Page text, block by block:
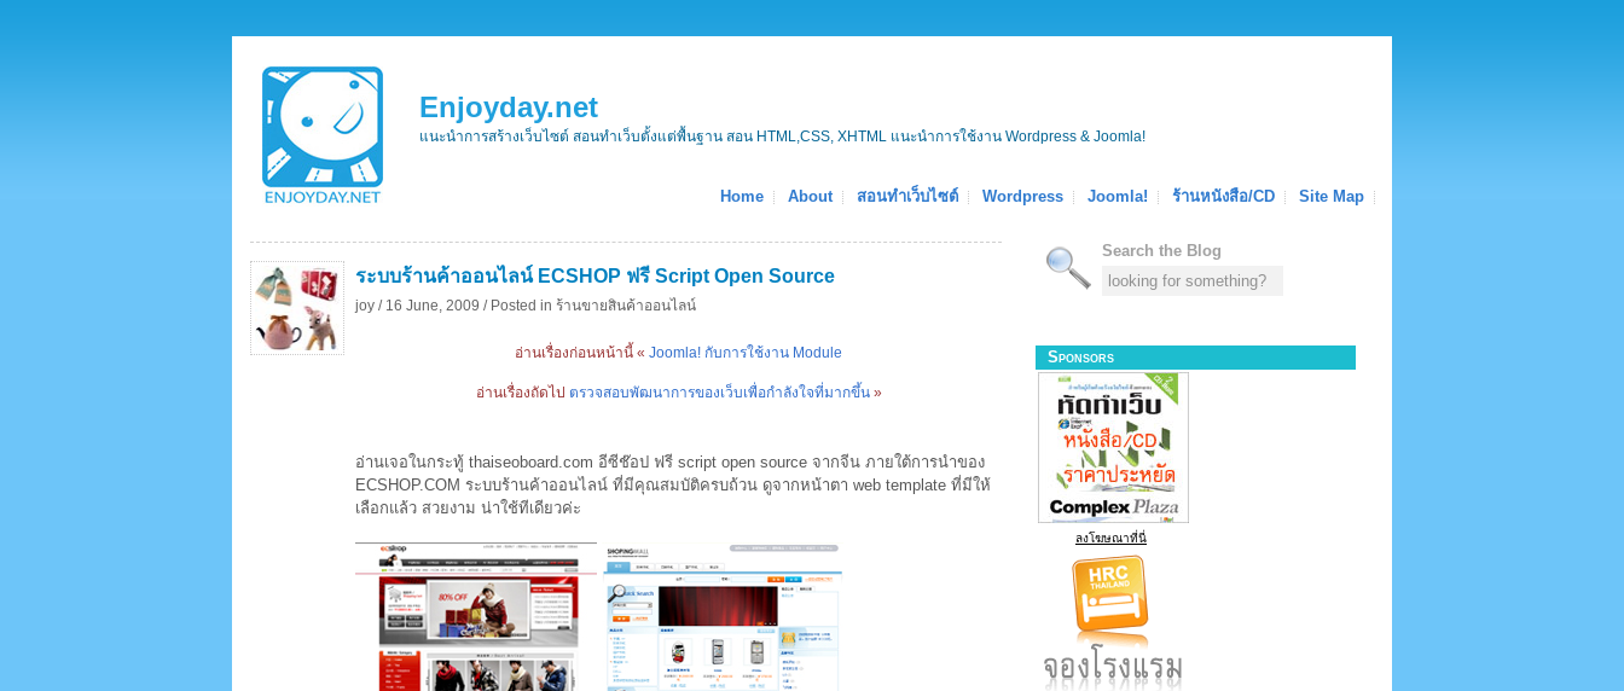
Enjoyday.net
แนะนำการสร้างเว็บไซต์ สอนทำเว็บตั้งแต่พื้นฐาน สอน HTML,CSS, XHTML แนะนำการใช้งาน Wordpress & Joomla!
Home About สอนทำเว็บไซต์ Wordpress Joomla! ร้านหนังสือ/CD Site Map
ระบบร้านค้าออนไลน์ ECSHOP ฟรี Script Open Source
joy / 16 June, 2009 / Posted in ร้านขายสินค้าออนไลน์
อ่านเรื่องก่อนหน้านี้ « Joomla! กับการใช้งาน Module
อ่านเรื่องถัดไป ตรวจสอบพัฒนาการของเว็บเพื่อกำลังใจที่มากขึ้น»
อ่านเจอในกระทู้ thaiseoboard.com อีซีช๊อป ฟรี script open source จากจีน ภายใต้การนำของ
ECSHOP.COM ระบบร้านค้าออนไลน์ ที่มีคุณสมบัติครบถ้วน ดูจากหน้าตา web template ที่มีให้
เลือกแล้ว สวยงาม น่าใช้ทีเดียวค่ะ
Search the Blog
Sponsors
ลงโฆษณาที่นี่